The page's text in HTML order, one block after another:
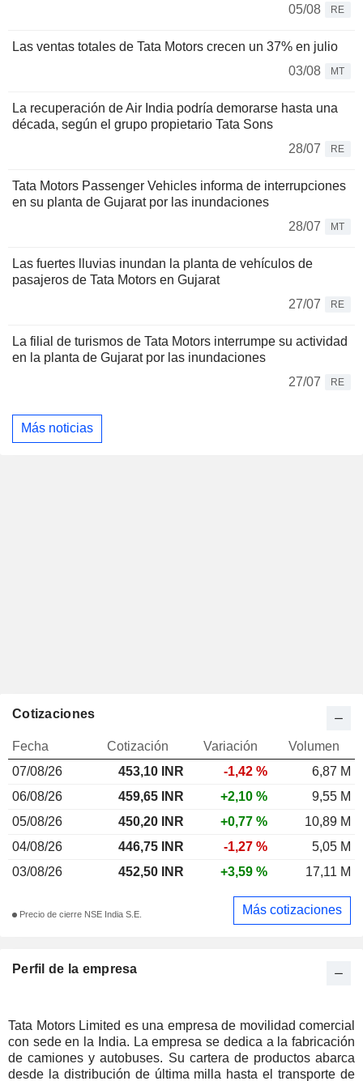
05/08
RE
Las ventas totales de Tata Motors crecen un 37% en julio
03/08
MT
La recuperación de Air India podría demorarse hasta una
década, según el grupo propietario Tata Sons
28/07
RE
Tata Motors Passenger Vehicles informa de interrupciones
en su planta de Gujarat por las inundaciones
28/07
MT
Las fuertes lluvias inundan la planta de vehículos de
pasajeros de Tata Motors en Gujarat
27/07
RE
La filial de turismos de Tata Motors interrumpe su actividad
en la planta de Gujarat por las inundaciones
27/07
RE
Más noticias
Perfil de la empresa
Tata Motors Limited es una empresa de movilidad comercial
con sede en la India. La empresa se dedica a la fabricación
de camiones y autobuses. Su cartera de productos abarca
desde la distribución de última milla hasta el transporte de
Cotizaciones
Fecha Cotización Variación
Volumen
07/08/26
453,10 INR -1,42 %
6,87 M
06/08/26
459,65 INR +2,10 %
9,55 M
05/08/26
450,20 INR +0,77 %
10,89 M
04/08/26
446,75 INR -1,27 %
5,05 M
03/08/26
452,50 INR +3,59 % 17,11 M
Precio de cierre NSE India S.E. Más cotizaciones